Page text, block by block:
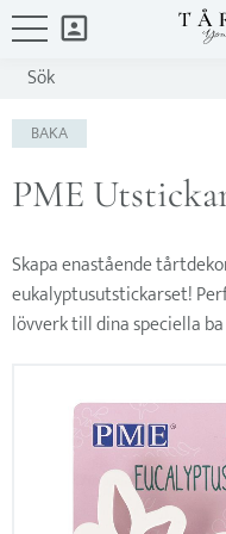
BAKA
PME
Skapa enastående
eukalyptusutstickarset!
lövverk till dina speciella ba